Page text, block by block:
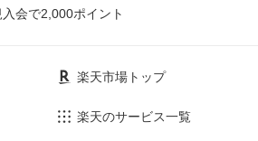
会で2,000ポイント
楽天市場トップ
楽天のサービス一覧